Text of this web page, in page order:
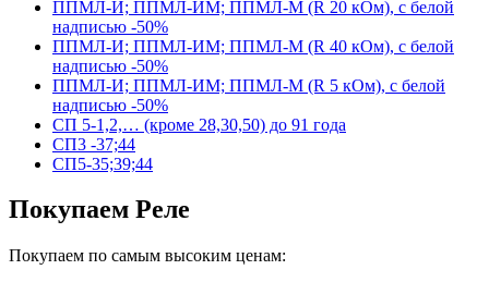
ППМЛ-И; ППМЛ-ИМ; ППМЛ-М (R 20 кОм), с белой
надписью -50%
ППМЛ-И; ППМЛ-ИМ; ППМЛ-М (R 40 кОм), с белой
надписью -50%
ППМЛ-И; ППМЛ-ИМ; ППМЛ-М (R 5 кОм), с белой
надписью -50%
СП 5-1,2,… (кроме 28,30,50) до 91 года
СП3 -37;44
СП5-35;39;44
Покупаем Реле
Покупаем по самым высоким ценам: